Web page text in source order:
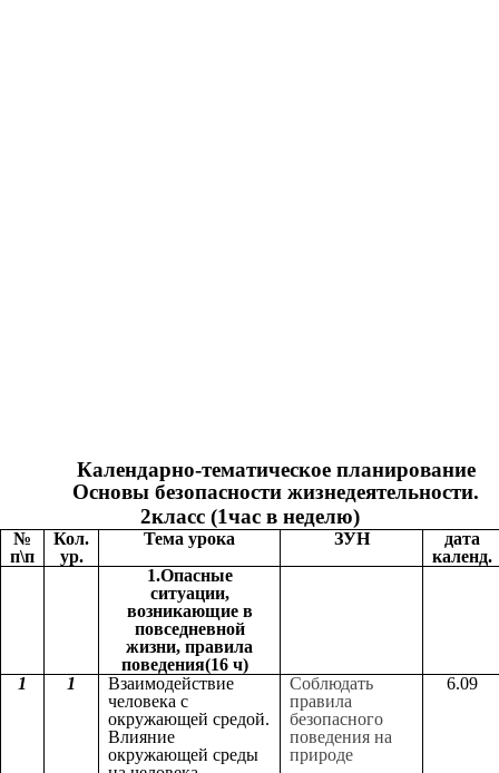
Календарно-тематическое планирование
Основы безопасности жизнедеятельности.
2класс (1час в неделю)
№
п\п
Кол.
ур.
Тема урока ЗУН
дата
календ.
1.Опасные
ситуации,
возникающие в
повседневной
жизни, правила
поведения(16 ч)
1
1
Взаимодействие
человека с
окружающей средой.
Влияние
окружающей среды
Соблюдать
правила
безопасного
поведения на
природе
6.09